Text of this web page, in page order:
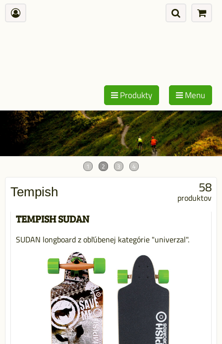
Produkty Menu
Tempish 58
produktov
TEMPISH SUDAN
SUDAN longboard z obľúbenej kategórie "univerzal".